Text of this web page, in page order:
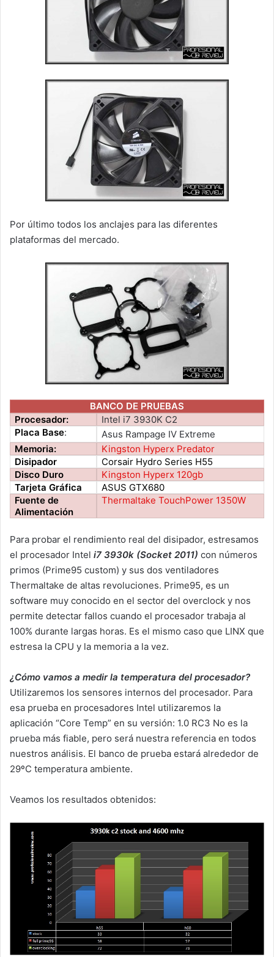
Por último todos los anclajes para las diferentes
plataformas del mercado.
BANCO DE PRUEBAS
Procesador:
Intel i7 3930K C2
Placa Base:
Asus Rampage IV Extreme
Memoria:
Kingston Hyperx Predator
Disipador
Corsair Hydro Series H55
Disco Duro
Kingston Hyperx 120gb
Tarjeta Gráfica
ASUS GTX680
Fuente de
Alimentación
Thermaltake TouchPower 1350W
Para probar el rendimiento real del disipador, estresamos
el procesador Intel i7 3930k (Socket 2011) con números
primos (Prime95 custom) y sus dos ventiladores
Thermaltake de altas revoluciones. Prime95, es un
software muy conocido en el sector del overclock y nos
permite detectar fallos cuando el procesador trabaja al
100% durante largas horas. Es el mismo caso que LINX que
estresa la CPU y la memoria a la vez.
¿Cómo vamos a medir la temperatura del procesador?
Utilizaremos los sensores internos del procesador. Para
esa prueba en procesadores Intel utilizaremos la
aplicación “Core Temp” en su versión: 1.0 RC3 No es la
prueba más fiable, pero será nuestra referencia en todos
nuestros análisis. El banco de prueba estará alrededor de
29ºC temperatura ambiente.
Veamos los resultados obtenidos: